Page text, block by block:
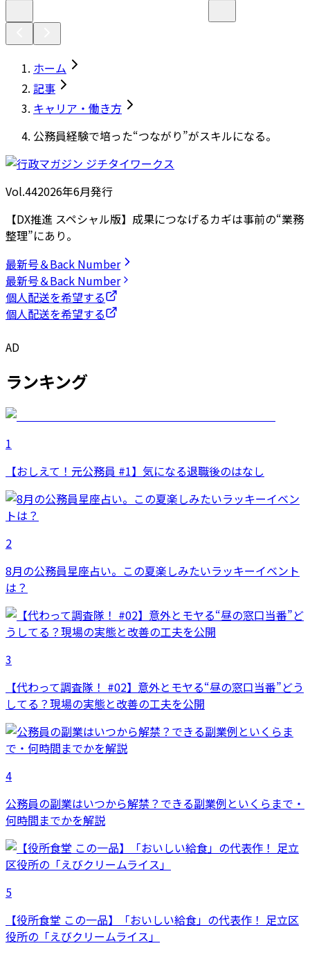
ホーム
記事
キャリア・働き方
公務員経験で培った“つながり”がスキルになる。
Vol.442026年6月発行
【DX推進 スペシャル版】成果につなげるカギは事前の“業務
整理”にあり。
最新号＆Back Number
最新号＆Back Number
個人配送を希望する
個人配送を希望する
AD
ランキング
1
【おしえて！元公務員 #1】気になる退職後のはなし
2
8月の公務員星座占い。この夏楽しみたいラッキーイベント
は？
3
【代わって調査隊！ #02】意外とモヤる“昼の窓口当番”どう
してる？現場の実態と改善の工夫を公開
4
公務員の副業はいつから解禁？できる副業例といくらまで・
何時間までかを解説
5
【役所食堂 この一品】「おいしい給食」の代表作！ 足立区
役所の「えびクリームライス」